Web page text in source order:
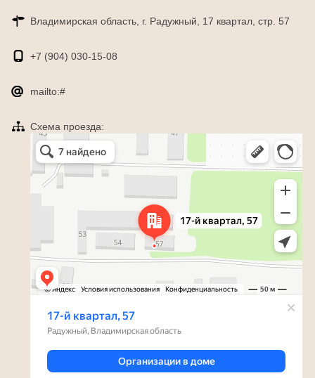
Владимирская область, г. Радужный, 17 квартал, стр. 57
+7 (904) 030-15-08
mailto:#
Схема проезда:
Яндекс Карты
Радужный — Яндекс Карты